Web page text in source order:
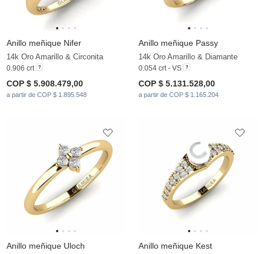
Anillo meñique Nifer
14k Oro Amarillo & Circonita
0.906 crt
COP $ 5.908.479,00
a partir de COP $ 1.895.548
Anillo meñique Passy
14k Oro Amarillo & Diamante
0.054 crt - VS
COP $ 5.131.528,00
a partir de COP $ 1.165.204
Anillo meñique Uloch Anillo meñique Kest